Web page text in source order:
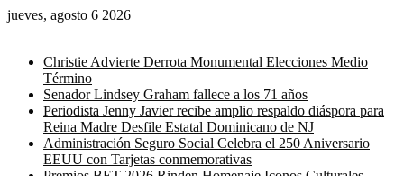
jueves, agosto 6 2026
Christie Advierte Derrota Monumental Elecciones Medio
Término
Senador Lindsey Graham fallece a los 71 años
Periodista Jenny Javier recibe amplio respaldo diáspora para
Reina Madre Desfile Estatal Dominicano de NJ
Administración Seguro Social Celebra el 250 Aniversario
EEUU con Tarjetas conmemorativas